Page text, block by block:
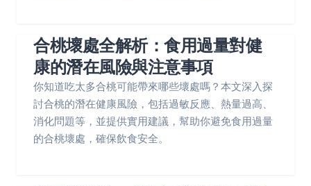
合桃壞處全解析：食用過量對健
康的潛在風險與注意事項
你知道吃太多合桃可能帶來哪些壞處嗎？本文深入探
討合桃的潛在健康風險，包括過敏反應、熱量過高、
消化問題等，並提供實用建議，幫助你避免食用過量
的合桃壞處，確保飲食安全。